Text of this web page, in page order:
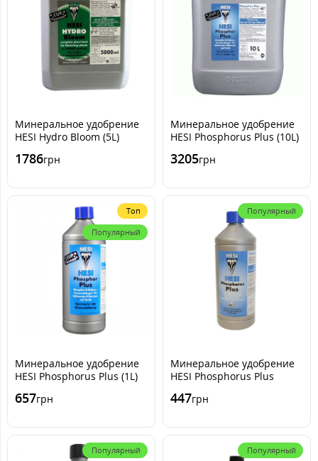
Минеральное удобрение
HESI Hydro Bloom (5L)
1786грн
Минеральное удобрение
HESI Phosphorus Plus (10L)
3205грн
Топ
Популярный
Минеральное удобрение
HESI Phosphorus Plus (1L)
657грн
Популярный
Минеральное удобрение
HESI Phosphorus Plus
447грн
Популярный Популярный